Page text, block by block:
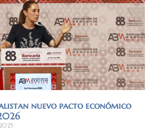
nuevo pacto económico